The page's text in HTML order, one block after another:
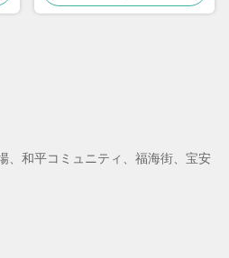
、和平コミュニティ、福海街、宝安